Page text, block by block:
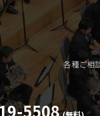
各種ご相
5508